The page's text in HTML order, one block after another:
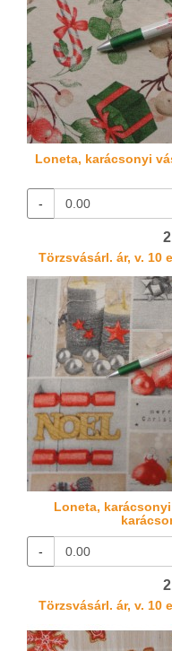
Loneta, karácsonyi
-
Törzsvásárl. ár, v. 10
Loneta,
-
Törzsvásárl. ár, v. 10